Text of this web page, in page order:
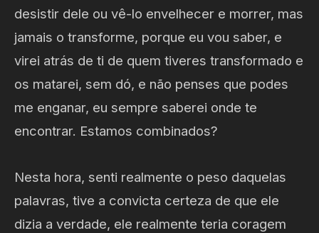
desistir dele ou vê-lo envelhecer e morrer, mas
jamais o transforme, porque eu vou saber, e
virei atrás de ti de quem tiveres transformado e
os matarei, sem dó, e não penses que podes
me enganar, eu sempre saberei onde te
encontrar. Estamos combinados?
Nesta hora, senti realmente o peso daquelas
palavras, tive a convicta certeza de que ele
dizia a verdade, ele realmente teria coragem